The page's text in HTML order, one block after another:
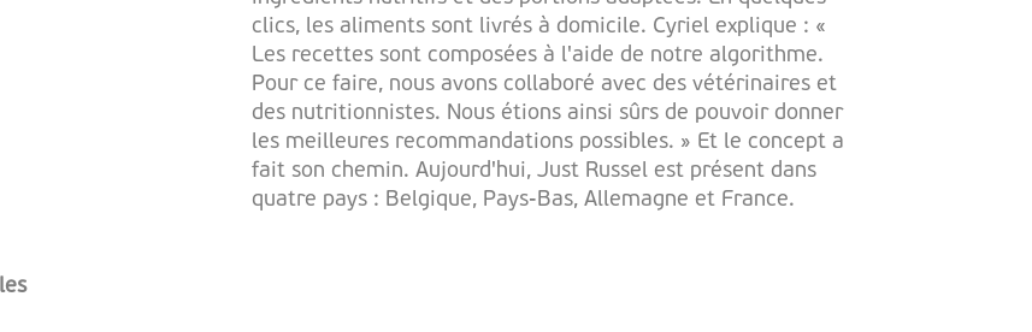
clics, les aliments sont livrés à domicile. Cyriel explique : «
Les recettes sont composées à l'aide de notre algorithme.
Pour ce faire, nous avons collaboré avec des vétérinaires et
des nutritionnistes. Nous étions ainsi sûrs de pouvoir donner
les meilleures recommandations possibles. » Et le concept a
fait son chemin. Aujourd'hui, Just Russel est présent dans
quatre pays : Belgique, Pays-Bas, Allemagne et France.